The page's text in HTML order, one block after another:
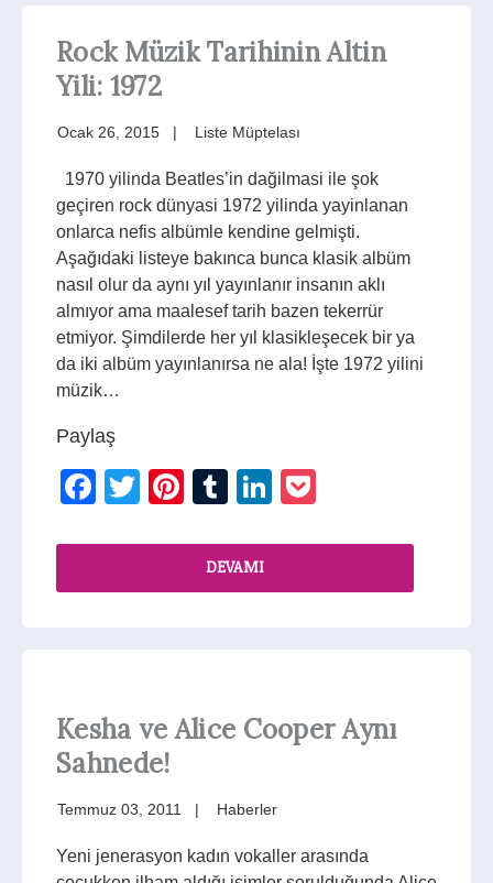
Rock Müzik Tarihinin Altin
Yili: 1972
Ocak 26, 2015 Liste Müptelası
1970 yilinda Beatles’in dağilmasi ile şok
geçiren rock dünyasi 1972 yilinda yayinlanan
onlarca nefis albümle kendine gelmişti.
Aşağıdaki listeye bakınca bunca klasik albüm
nasıl olur da aynı yıl yayınlanır insanın aklı
almıyor ama maalesef tarih bazen tekerrür
etmiyor. Şimdilerde her yıl klasikleşecek bir ya
da iki albüm yayınlanırsa ne ala! İşte 1972 yilini
müzik…
Paylaş
Facebook
TwitterPinterest
TumblrLinkedIn
DEVAMI
Kesha ve Alice Cooper Aynı
Sahnede!
Temmuz 03, 2011 Haberler
Yeni jenerasyon kadın vokaller arasında